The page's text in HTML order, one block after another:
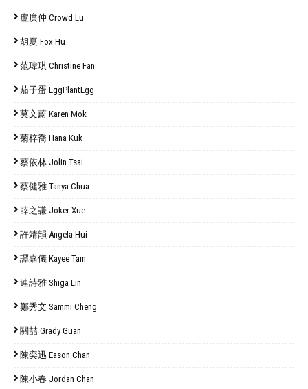
盧廣仲 Crowd Lu
胡夏 Fox Hu
范瑋琪 Christine Fan
茄子蛋 EggPlantEgg
莫文蔚 Karen Mok
菊梓喬 Hana Kuk
蔡依林 Jolin Tsai
蔡健雅 Tanya Chua
薛之謙 Joker Xue
許靖韻 Angela Hui
譚嘉儀 Kayee Tam
連詩雅 Shiga Lin
鄭秀文 Sammi Cheng
關喆 Grady Guan
陳奕迅 Eason Chan
陳小春 Jordan Chan